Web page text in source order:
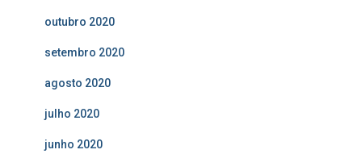
outubro 2020
setembro 2020
agosto 2020
julho 2020
junho 2020